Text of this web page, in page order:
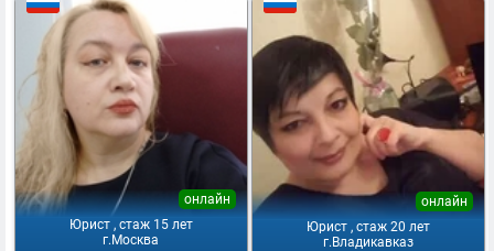
Юрист , стаж 15 лет
онлайн
г.Москва
Юрист , стаж 20 лет
онлайн
г.Владикавказ